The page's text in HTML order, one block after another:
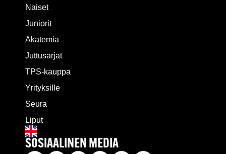
Naiset
Juniorit
Akatemia
Juttusarjat
TPS-kauppa
Yrityksille
Seura
Liput
SOSIAALINEN MEDIA